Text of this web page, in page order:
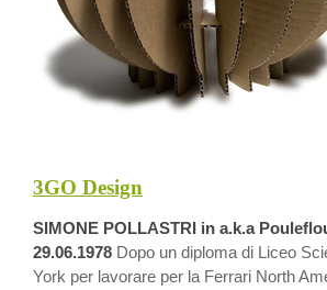
3GO Design
SIMONE POLLASTRI in a.k.a
29.06.1978 Dopo un diploma di Liceo
York per lavorare per la Ferrari North